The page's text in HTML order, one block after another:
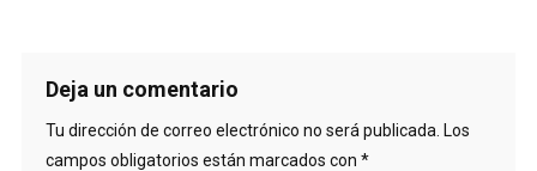
Deja un comentario
Tu dirección de correo electrónico no será publicada. Los
campos obligatorios están marcados con *